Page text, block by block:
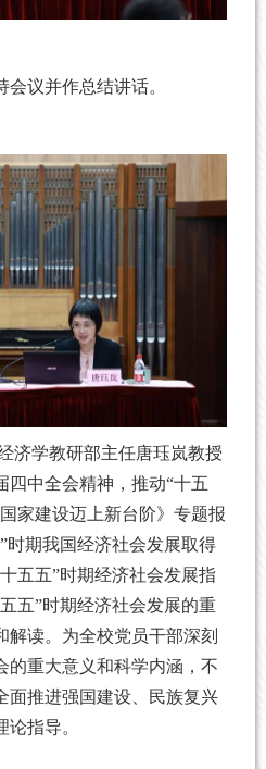
议并作总结讲话。
学教研部主任唐珏岚教授
四中全会精神，推动“十五
家建设迈上新台阶》专题报
时期我国经济社会发展取得
五五”时期经济社会发展指
五”时期经济社会发展的重
解读。为全校党员干部深刻
的重大意义和科学内涵，不
面推进强国建设、民族复兴
指导。